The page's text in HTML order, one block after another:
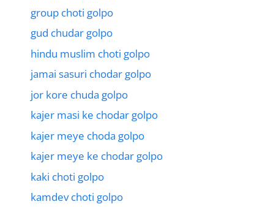
group choti golpo
gud chudar golpo
hindu muslim choti golpo
jamai sasuri chodar golpo
jor kore chuda golpo
kajer masi ke chodar golpo
kajer meye choda golpo
kajer meye ke chodar golpo
kaki choti golpo
kamdev choti golpo